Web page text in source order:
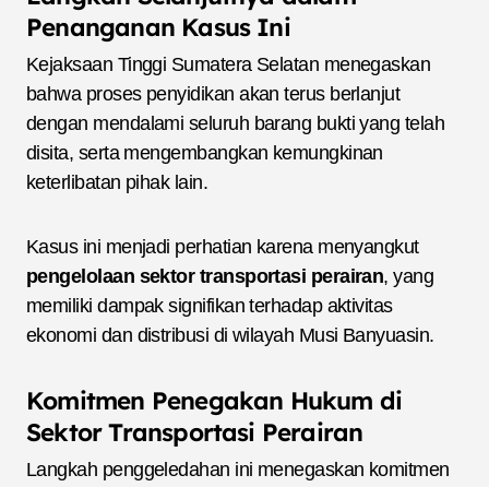
Penanganan Kasus Ini
Kejaksaan Tinggi Sumatera Selatan menegaskan
bahwa proses penyidikan akan terus berlanjut
dengan mendalami seluruh barang bukti yang telah
disita, serta mengembangkan kemungkinan
keterlibatan pihak lain.
Kasus ini menjadi perhatian karena menyangkut
pengelolaan sektor transportasi perairan, yang
memiliki dampak signifikan terhadap aktivitas
ekonomi dan distribusi di wilayah Musi Banyuasin.
Komitmen Penegakan Hukum di
Sektor Transportasi Perairan
Langkah penggeledahan ini menegaskan komitmen